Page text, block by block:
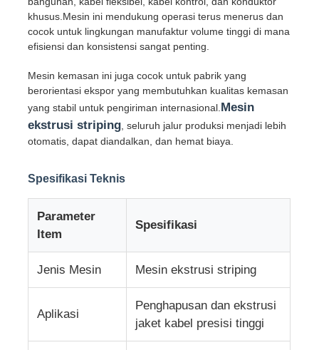
garis ekstrusi kawat
mesin kawat terdampar
Mesin Twist Stranding Ganda
Mesin Lapis Baja
Mesin Pembungkus
Mesin Putar Tunggal
mesin pengkabelan
khusus.Mesin ini mendukung operasi terus menerus dan
cocok untuk lingkungan manufaktur volume tinggi di mana
efisiensi dan konsistensi sangat penting.
Mesin kemasan ini juga cocok untuk pabrik yang
berorientasi ekspor yang membutuhkan kualitas kemasan
yang stabil untuk pengiriman internasional. Mesin
ekstrusi striping , seluruh jalur produksi menjadi lebih
otomatis, dapat diandalkan, dan hemat biaya.
Spesifikasi Teknis
Parameter
Item
Spesifikasi
Jenis Mesin Mesin ekstrusi striping
Aplikasi
Penghapusan dan ekstrusi
jaket kabel presisi tinggi